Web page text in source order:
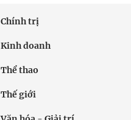
Chính trị
Kinh doanh
Thể thao
Thế giới